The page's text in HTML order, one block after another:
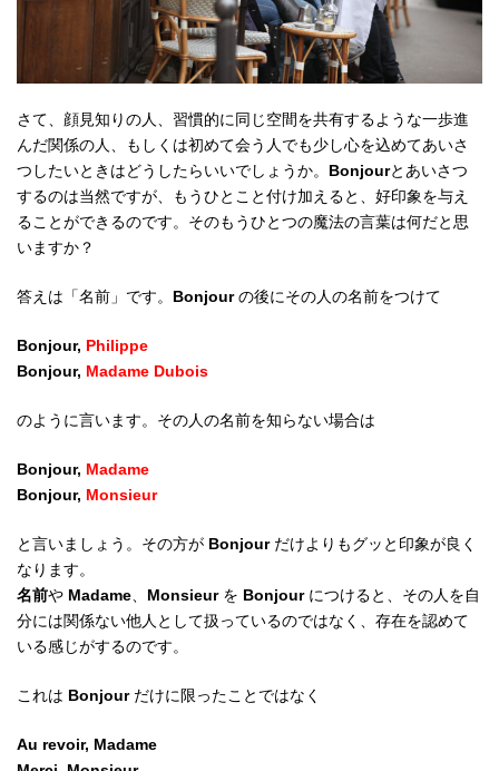
さて、顔見知りの人、習慣的に同じ空間を共有するような一歩進
んだ関係の人、もしくは初めて会う人でも少し心を込めてあいさ
つしたいときはどうしたらいいでしょうか。 Bonjourとあいさつ
するのは当然ですが、もうひとこと付け加えると、好印象を与え
ることができるのです。そのもうひとつの魔法の言葉は何だと思
いますか？
答えは「名前」です。 Bonjourの後にその人の名前をつけて
Bonjour, Philippe
Bonjour, Madame Dubois
のように言います。その人の名前を知らない場合は
Bonjour, Madame
Bonjour, Monsieur
と言いましょう。その方が Bonjour だけよりもグッと印象が良く
なります。
名前や Madame Monsieur を Bonjour につけると、その人を自
分には関係ない他人として扱っているのではなく、存在を認めて
いる感じがするのです。
これは Bonjour だけに限ったことではなく
Au revoir, Madame